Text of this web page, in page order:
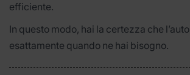
efficiente.
In questo modo, hai la certezza che
esattamente quando ne hai bisogno.